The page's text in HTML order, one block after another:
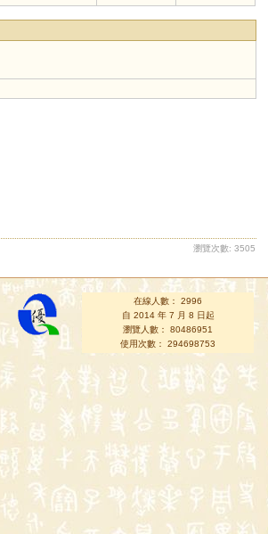
瀏覽次數: 3505
在線人數： 2996
自 2014 年 7 月 8 日起
瀏覽人數： 80486951
使用次數： 294698753